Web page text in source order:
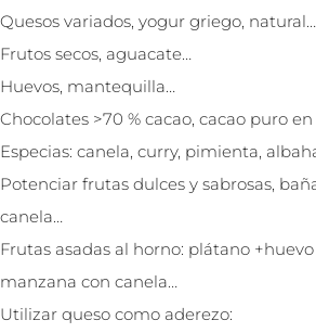
Quesos variados, yogur griego, natural…
Frutos secos, aguacate…
Huevos, mantequilla…
Chocolates >70 % cacao, cacao puro
Especias: canela, curry, pimienta,
Potenciar frutas dulces y sabrosas,
canela…
Frutas asadas al horno: plátano
manzana con canela…
Utilizar queso como aderezo: